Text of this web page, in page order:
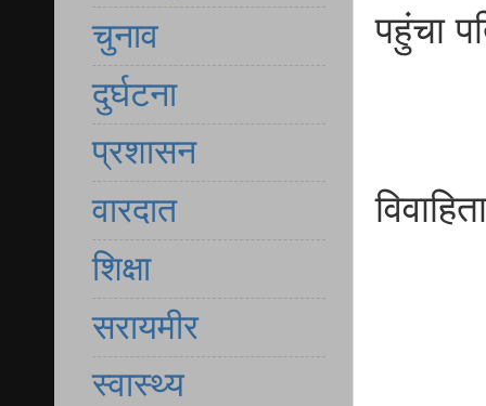
पहुंचा
चुनाव
दुर्घटना
प्रशासन
वारदात
शिक्षा
सरायमीर
स्वास्थ्य